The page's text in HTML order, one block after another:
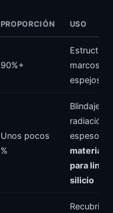
PROPORCIÓN USO
90%+
marcos de
espejos,
Unos pocos
%
Blindaje
radiación
espesor) +
materia
para
silicio